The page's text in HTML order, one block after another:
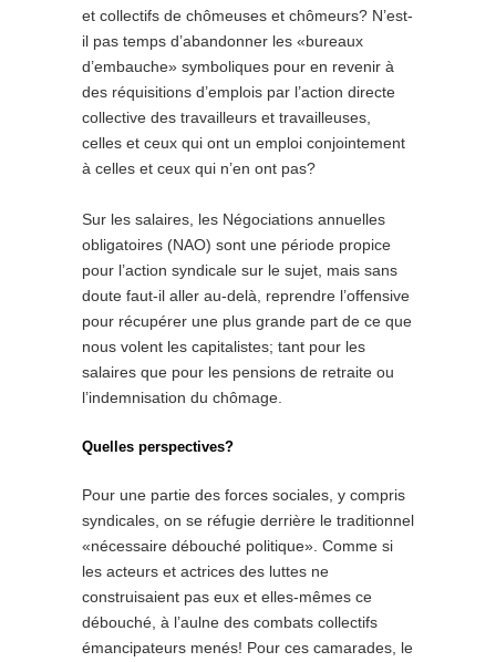
et collectifs de chômeuses et chômeurs? N’est-
il pas temps d’abandonner les «bureaux
d’embauche» symboliques pour en revenir à
des réquisitions d’emplois par l’action directe
collective des travailleurs et travailleuses,
celles et ceux qui ont un emploi conjointement
à celles et ceux qui n’en ont pas?
Sur les salaires, les Négociations annuelles
obligatoires (NAO) sont une période propice
pour l’action syndicale sur le sujet, mais sans
doute faut-il aller au-delà, reprendre l’offensive
pour récupérer une plus grande part de ce que
nous volent les capitalistes; tant pour les
salaires que pour les pensions de retraite ou
l’indemnisation du chômage.
Quelles perspectives?
Pour une partie des forces sociales, y compris
syndicales, on se réfugie derrière le traditionnel
«nécessaire débouché politique». Comme si
les acteurs et actrices des luttes ne
construisaient pas eux et elles-mêmes ce
débouché, à l’aulne des combats collectifs
émancipateurs menés! Pour ces camarades, le